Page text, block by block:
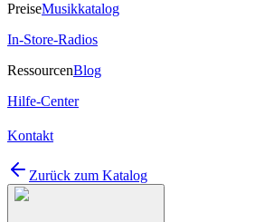
PreiseMusikkatalog
In-Store-Radios
RessourcenBlog
Hilfe-Center
Kontakt
Zurück zum Katalog